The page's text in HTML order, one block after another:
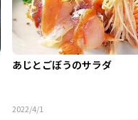
あじとごぼうのサラダ
2022/4/1